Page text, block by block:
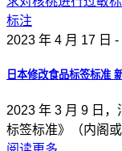
2023 年 4 月 17 日 -
日本修改食品标签标准
2023 年 3 月 9 日
标签标准》（内阁